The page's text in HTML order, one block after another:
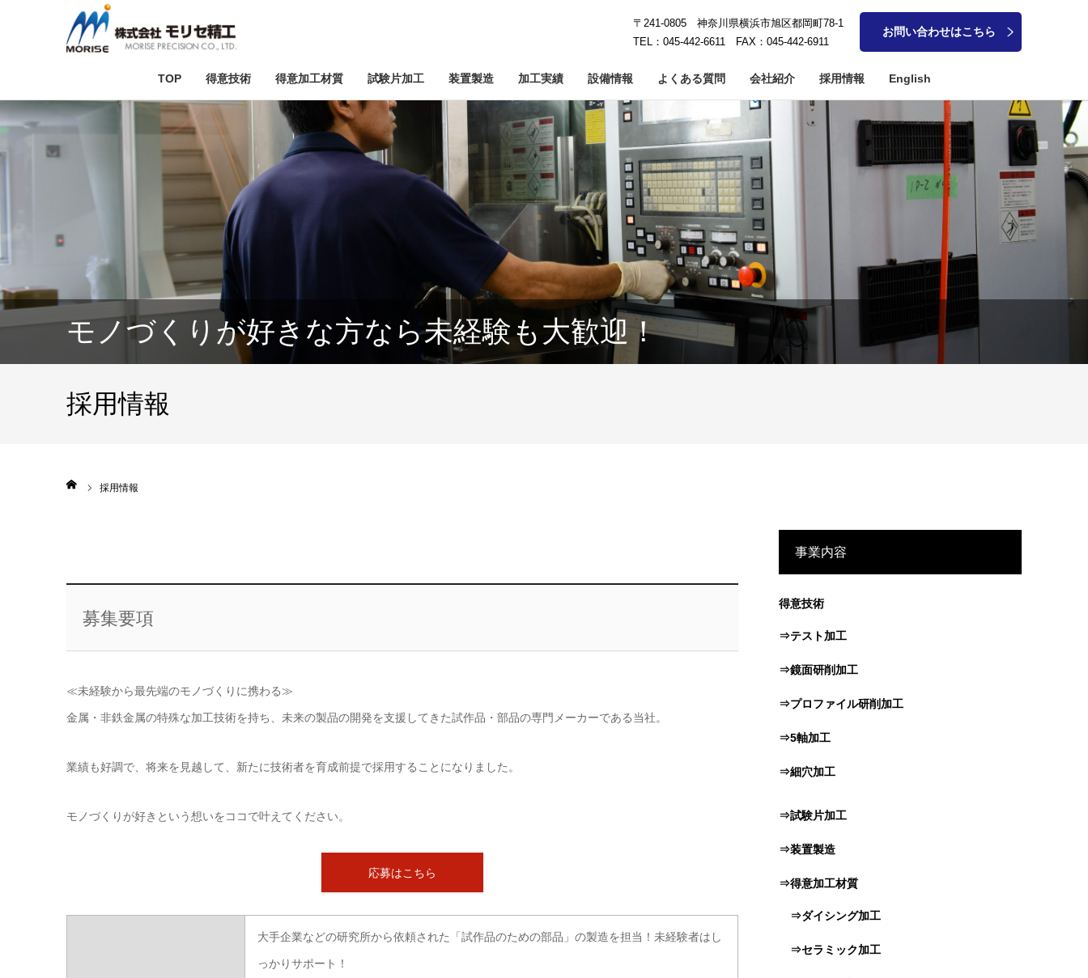
〒241-0805 神奈川県横浜市旭区都岡町78-1
TEL：045-442-6611 FAX：045-442-6911
お問い合わせはこちら
TOP 得意技術
テスト加工 ダイシング加工 鏡面研削 クラウニング加工 5軸加工 細穴加工
得意加工材質
セラミック加工 カーボン加工 石英・ガラス加工 難削・レアメタル系加工
試験片加工 装置製造 加工実績 設備情報 よくある質問 会社紹介 採用情報 English
モノづくりが好きな方なら未経験も大歓迎！
採用情報
採用情報
募集要項
≪未経験から最先端のモノづくりに携わる≫
金属・非鉄金属の特殊な加工技術を持ち、未来の製品の開発を支援してきた試作品・部品の専門メーカーである当社。
業績も好調で、将来を見越して、新たに技術者を育成前提で採用することになりました。
モノづくりが好きという想いをココで叶えてください。
応募はこちら
大手企業などの研究所から依頼された「試作品のための部品」の製造を担当！未経験者はし
っかりサポート！
事業内容
得意技術
⇒テスト加工
⇒鏡面研削加工
⇒プロファイル研削加工
⇒5軸加工
⇒細穴加工
⇒試験片加工
⇒装置製造
⇒得意加工材質
⇒ダイシング加工
⇒セラミック加工